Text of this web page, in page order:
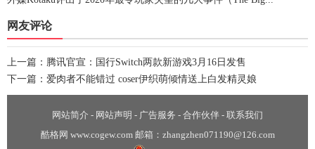
网友评论
上一篇： 腾讯官宣：国行Switch两款新游戏3月16日发售
下一篇： 爱肉者不能错过 coser伊织萌倾情送上白发精灵娘
网站简介 - 网站声明 - 广告服务 - 合作伙伴 - 联系我们
酷格网 www.cogew.com 邮箱：zhangzhen071190@126.com